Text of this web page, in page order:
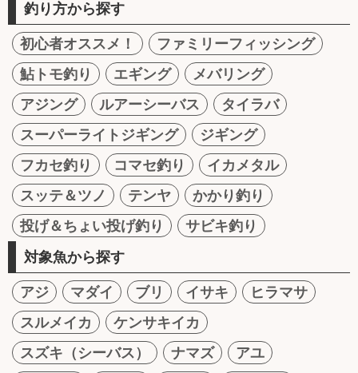
釣り方から探す
初心者オススメ！
ファミリーフィッシング
鮎トモ釣り
エギング
メバリング
アジング
ルアーシーバス
タイラバ
スーパーライトジギング
ジギング
フカセ釣り
コマセ釣り
イカメタル
スッテ＆ツノ
テンヤ
かかり釣り
投げ＆ちょい投げ釣り
サビキ釣り
対象魚から探す
アジ マダイ ブリ イサキ
ヒラマサ
スルメイカ
ケンサキイカ
スズキ（シーバス）
ナマズ
アユ